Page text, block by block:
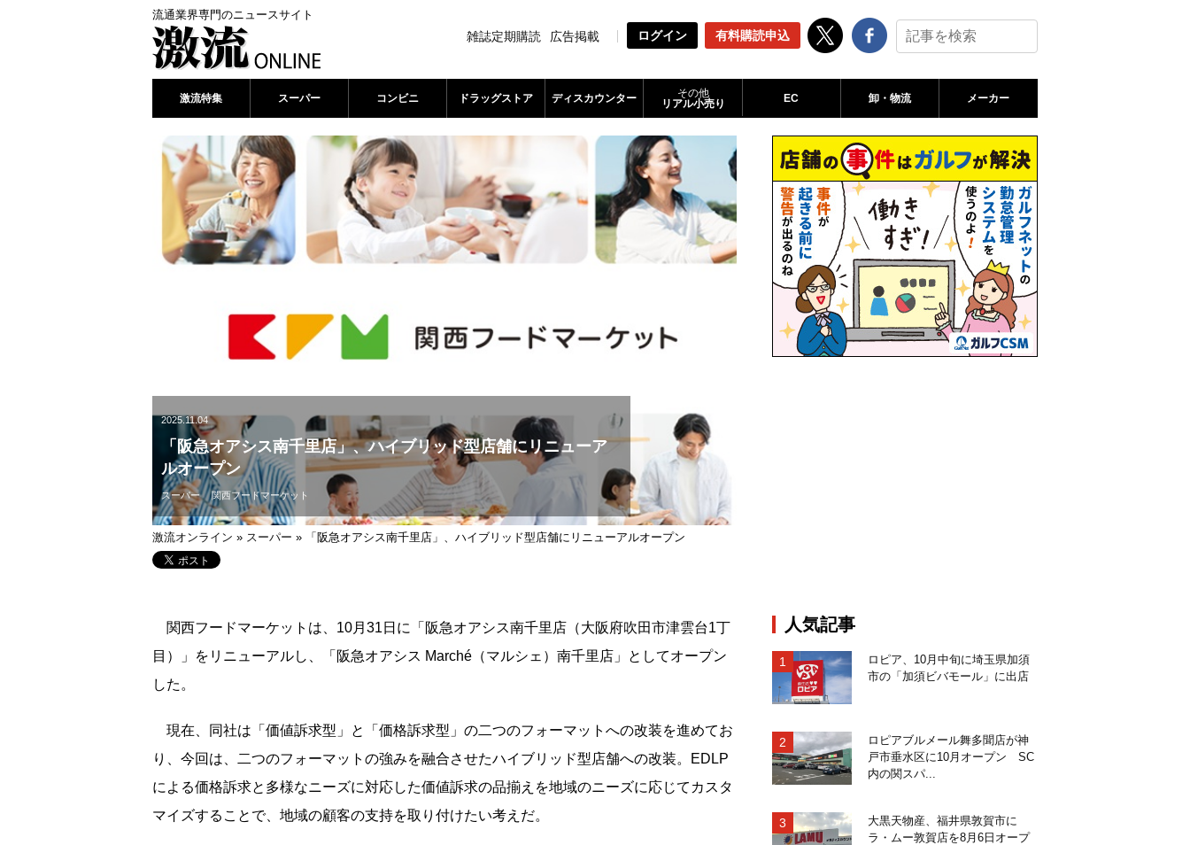
流通業界専門のニュースサイト
雑誌定期購読 広告掲載 ログイン 有料購読申込
激流特集 スーパー コンビニ ドラッグストア ディスカウンター
その他
リアル小売り
EC 卸・物流 メーカー
2025.11.04
「阪急オアシス南千里店」、ハイブリッド型店舗にリニューア
ルオープン
スーパー 関西フードマーケット
激流オンライン » スーパー » 「阪急オアシス南千里店」、ハイブリッド型店舗にリニューアルオープン
関西フードマーケットは、10月31日に「阪急オアシス南千里店（大阪府吹田市津雲台1丁
目）」をリニューアルし、「阪急オアシス Marché（マルシェ）南千里店」としてオープン
した。
現在、同社は「価値訴求型」と「価格訴求型」の二つのフォーマットへの改装を進めてお
り、今回は、二つのフォーマットの強みを融合させたハイブリッド型店舗への改装。EDLP
による価格訴求と多様なニーズに対応した価値訴求の品揃えを地域のニーズに応じてカスタ
マイズすることで、地域の顧客の支持を取り付けたい考えだ。
人気記事
ロピア、10月中旬に埼玉県加須
市の「加須ビバモール」に出店
ロピアブルメール舞多聞店が神
戸市垂水区に10月オープン SC
内の関スパ...
大黒天物産、福井県敦賀市に
ラ・ムー敦賀店を8月6日オープ